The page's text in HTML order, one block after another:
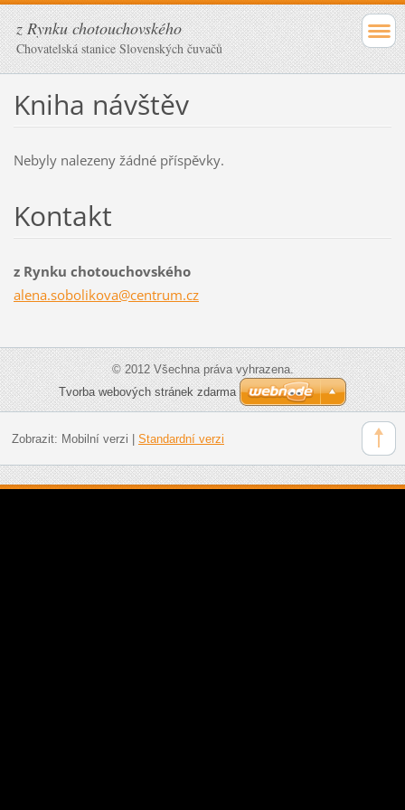
z Rynku chotouchovského
Chovatelská stanice Slovenských čuvačů
Kniha návštěv
Nebyly nalezeny žádné příspěvky.
Kontakt
z Rynku chotouchovského
alena.sobolikova@centrum.cz
© 2012 Všechna práva vyhrazena.
Tvorba webových stránek zdarma
Zobrazit: Mobilní verzi Standardní verzi